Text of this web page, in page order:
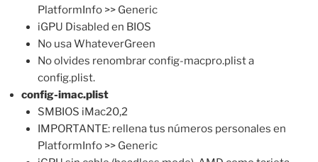
PlatformInfo >> Generic
iGPU Disabled en BIOS
No usa WhateverGreen
No olvides renombrar config-macpro.plist a
config.plist.
config-imac.plist
SMBIOS iMac20,2
IMPORTANTE: rellena tus números personales en
PlatformInfo >> Generic